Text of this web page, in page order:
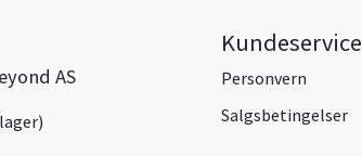
AS
Kundeservice
Personvern
Salgsbetingelser